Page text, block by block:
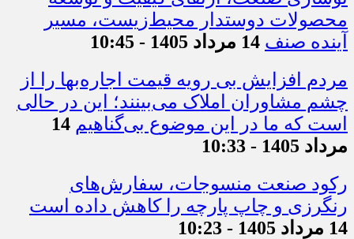
محصولات دوستدار محیط‌زیست، مسیر
آینده صنف 14 مرداد 1405 - 10:45
مردم افزایش بی رویه قیمت اجاره‌بها را از
چشم مشاوران املاک می‌بینند؛ این در حالی
است که ما در این موضوع بی‌گناهیم 14
مرداد 1405 - 10:33
رکود صنعت منسوجات، سفارش‌های
رنگرزی و چاپ پارچه را کاهش داده است
14 مرداد 1405 - 10:23